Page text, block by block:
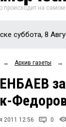
происходит на
суббота, 8
→ Архив газеты →
2011 12:56 0